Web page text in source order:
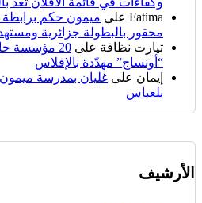
Fatima على ميمون حكم برابطة
محقور بالبطولة جزائرية
تيارت نظافة على
20 مؤسسة
“أونساج” مهدّدة بالإفلاس
إيمان على غليان بمدرسة
بلعباس
الأرشيف